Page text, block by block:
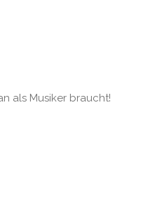
als Musiker braucht!